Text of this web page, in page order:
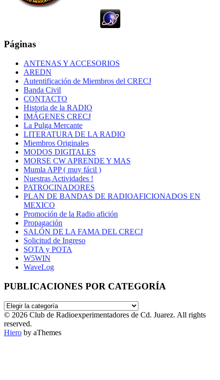
Páginas
ANTENAS Y ACCESORIOS
AREDN
Autentificación de Miembros del CRECJ
Banda Civil
CONTACTO
Historia de la RADIO
IMÁGENES CRECJ
La Pulga Mercante
LITERATURA DE LA RADIO
Miembros Originales
MODOS DIGITALES
MORSE CW APRENDE Y MAS
Mumla APP ( muy fácil )
Nuestras Actividades !
PATROCINADORES
PLAN DE BANDAS DE RADIOAFICIONADOS EN
MEXICO
Promoción de la Radio afición
Propagación
SALÓN DE LA FAMA DEL CRECJ
Solicitud de Ingreso
SOTA y POTA
W5WIN
WaveLog
PUBLICACIONES POR CATEGORÍA
PUBLICACIONES
POR
CATEGORÍA
© 2026 Club de Radioexperimentadores de Cd. Juarez. All rights
reserved.
Hiero by aThemes